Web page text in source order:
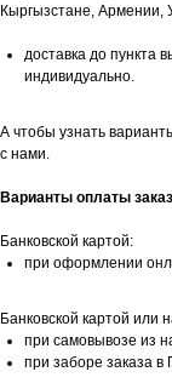
Кыргызстане, Армении,
доставка до пункта
индивидуально.
А чтобы узнать
с нами.
Варианты оплаты
Банковской картой:
при оформлении
Банковской картой или
при самовывозе из
при заборе заказа